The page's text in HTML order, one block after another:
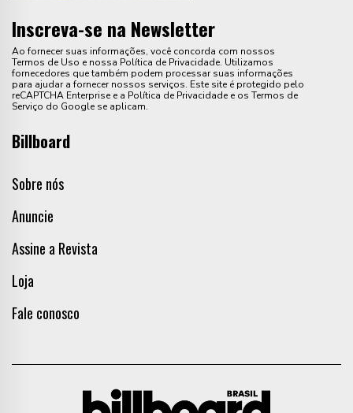
Inscreva-se na Newsletter
Ao fornecer suas informações, você concorda com nossos
Termos de Uso e nossa Política de Privacidade. Utilizamos
fornecedores que também podem processar suas informações
para ajudar a fornecer nossos serviços. Este site é protegido pelo
reCAPTCHA Enterprise e a Política de Privacidade e os Termos de
Serviço do Google se aplicam.
Billboard
Sobre nós
Anuncie
Assine a Revista
Loja
Fale conosco